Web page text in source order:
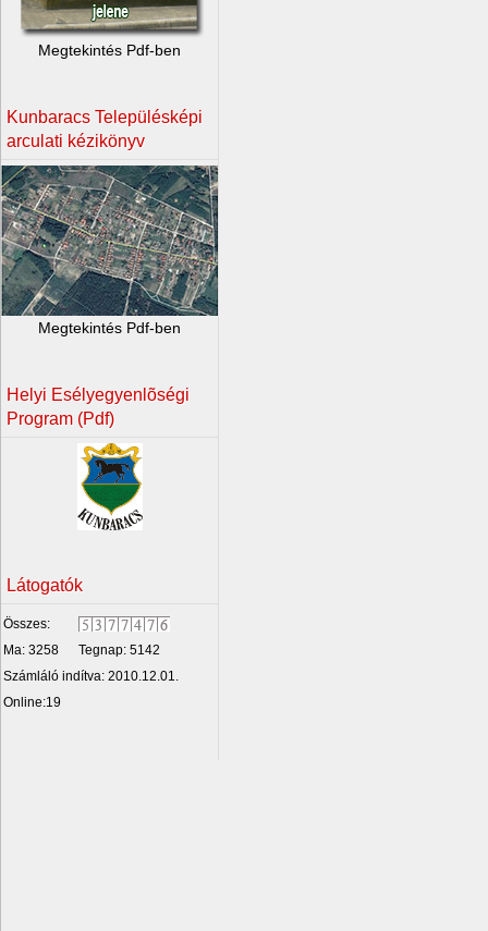
Megtekintés Pdf-ben
Kunbaracs Településképi
arculati kézikönyv
Megtekintés Pdf-ben
Helyi Esélyegyenlõségi
Program (Pdf)
Látogatók
Összes:
Ma: 3258
Tegnap: 5142
Számláló indítva: 2010.12.01.
Online:19